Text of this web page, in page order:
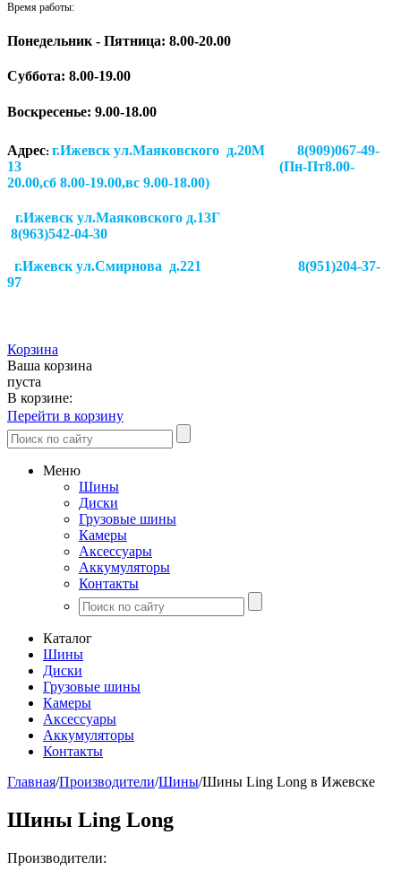
Время работы:
Понедельник - Пятница: 8.00-20.00
Суббота: 8.00-19.00
Воскресенье: 9.00-18.00
Адрес: г.Ижевск ул.Маяковского д.20М 8(909)067-49-
13 (Пн-Пт8.00-
20.00,сб 8.00-19.00,вс 9.00-18.00)
г.Ижевск ул.Маяковского д.13Г
8(963)542-04-30
г.Ижевск ул.Смирнова д.221
8(951)204-37-
97
Корзина
Ваша корзина
пуста
В корзине:
Перейти в корзину
Меню
Шины
Диски
Грузовые шины
Камеры
Аксессуары
Аккумуляторы
Контакты
Каталог
Шины
Диски
Грузовые шины
Камеры
Аксессуары
Аккумуляторы
Контакты
Главная/Производители/Шины/Шины Ling Long в Ижевске
Шины Ling Long
Производители: